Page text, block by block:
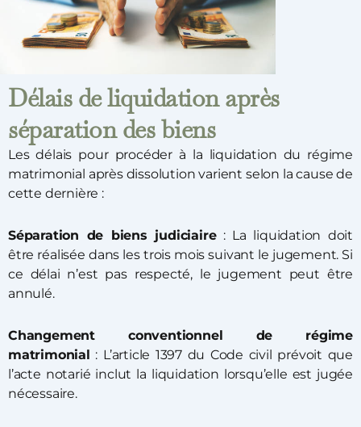
Délais de liquidation après
séparation des biens
Les délais pour procéder à la liquidation du régime
matrimonial après dissolution varient selon la cause de
cette dernière :
Séparation de biens judiciaire: La liquidation doit
être réalisée dans les trois mois suivant le jugement. Si
ce délai n’est pas respecté, le jugement peut être
annulé.
Changement conventionnel de régime
matrimonial : L’article 1397 du Code civil prévoit que
l’acte notarié inclut la liquidation lorsqu’elle est jugée
nécessaire.